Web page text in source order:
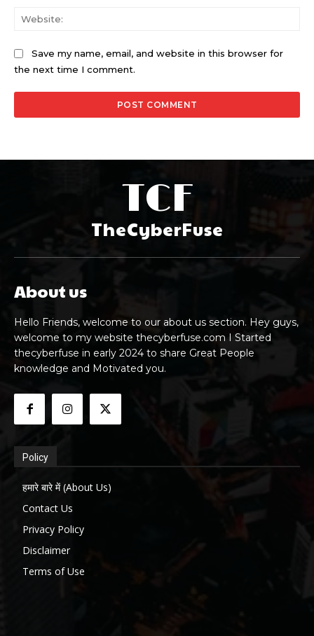
Save my name, email, and website in this browser for
the next time I comment.
TCF
TheCyberFuse
About us
Hello Friends, welcome to our about us section. Hey guys,
welcome to my website thecyberfuse.com I Started
thecyberfuse in early 2024 to share Great People
knowledge and Motivated you.
Policy
हमारे बारे में (About Us)
Contact Us
Privacy Policy
Disclaimer
Terms of Use